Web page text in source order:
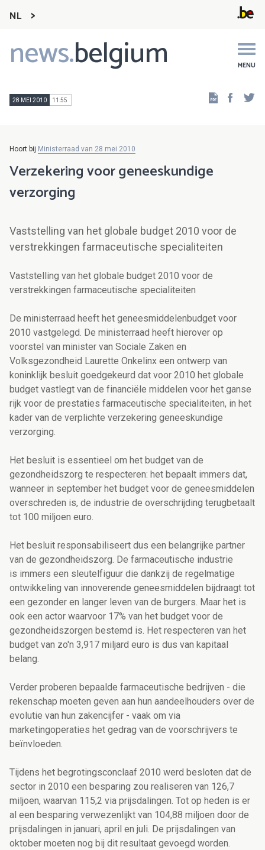
NL
news.belgium MENU
Main
navigation
28 MEI 2010 11:55
Hoort bij Ministerraad van 28 mei 2010
Verzekering voor geneeskundige
verzorging
Vaststelling van het globale budget 2010 voor de
verstrekkingen farmaceutische specialiteiten
Vaststelling van het globale budget 2010 voor de
verstrekkingen farmaceutische specialiteiten
De ministerraad heeft het geneesmiddelenbudget voor
2010 vastgelegd. De ministerraad heeft hierover op
voorstel van minister van Sociale Zaken en
Volksgezondheid Laurette Onkelinx een ontwerp van
koninklijk besluit goedgekeurd dat voor 2010 het globale
budget vastlegt van de financiële middelen voor het ganse
rijk voor de prestaties farmaceutische specialiteiten, in het
kader van de verplichte verzekering geneeskundige
verzorging.
Het besluit is essentieel om het budget van de
gezondheidszorg te respecteren: het bepaalt immers dat,
wanneer in september het budget voor de geneesmiddelen
overschreden is, de industrie de overschrijding terugbetaalt
tot 100 miljoen euro.
Het besluit responsabiliseert dus een belangrijke partner
van de gezondheidszorg. De farmaceutische industrie
is immers een sleutelfiguur die dankzij de regelmatige
ontwikkeling van innoverende geneesmiddelen bijdraagt tot
een gezonder en langer leven van de burgers. Maar het is
ook een actor waarvoor 17% van het budget voor de
gezondheidszorgen bestemd is. Het respecteren van het
budget van zo'n 3,917 miljard euro is dus van kapitaal
belang.
Verder proberen bepaalde farmaceutische bedrijven - die
rekenschap moeten geven aan hun aandeelhouders over de
evolutie van hun zakencijfer - vaak om via
marketingoperaties het gedrag van de voorschrijvers te
beïnvloeden.
Tijdens het begrotingsconclaaf 2010 werd besloten dat de
sector in 2010 een besparing zou realiseren van 126,7
miljoen, waarvan 115,2 via prijsdalingen. Tot op heden is er
al een besparing verwezenlijkt van 104,88 miljoen door de
prijsdalingen in januari, april en juli. De prijsdalingen van
oktober moeten nog bij dit resultaat gevoegd worden.